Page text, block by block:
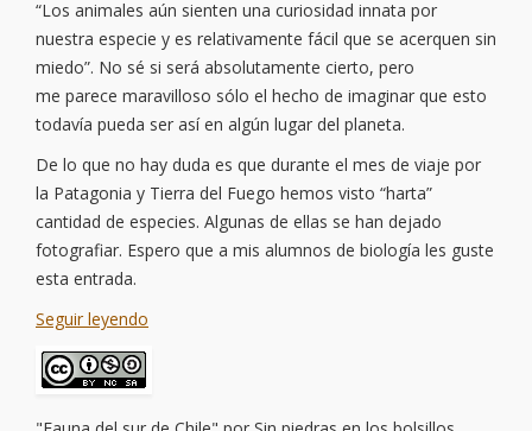
“Los animales aún sienten una curiosidad innata por
nuestra especie y es relativamente fácil que se acerquen sin
miedo”. No sé si será absolutamente cierto, pero
me parece maravilloso sólo el hecho de imaginar que esto
todavía pueda ser así en algún lugar del planeta.
De lo que no hay duda es que durante el mes de viaje por
la Patagonia y Tierra del Fuego hemos visto “harta”
cantidad de especies. Algunas de ellas se han dejado
fotografiar. Espero que a mis alumnos de biología les guste
esta entrada.
Seguir leyendo